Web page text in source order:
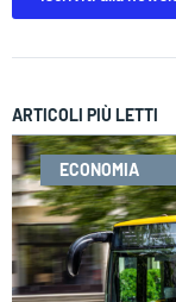
ARTICOLI PIÙ LETTI
ECONOMIA